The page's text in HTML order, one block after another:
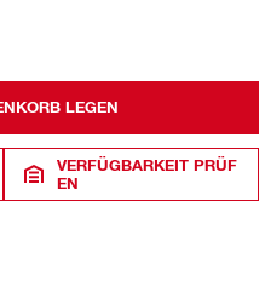
LEGEN
VERFÜGBARKEIT PRÜF
EN